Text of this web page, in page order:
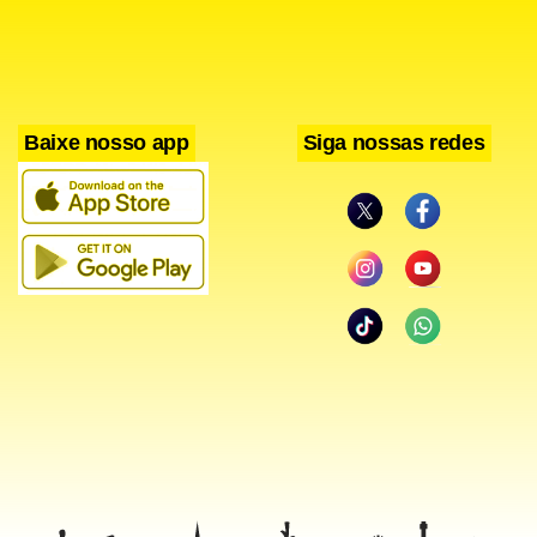
do garoto, Irani Neres se mostrou confiante. “Só o fato de
conseguir colocar meu filho na lista é uma felicidade
enorme, vocês não imaginam”, admitiu a mulher.
Baixe nosso app Siga nossas redes